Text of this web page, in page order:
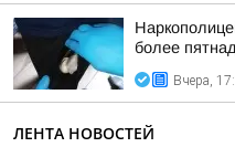
более
Вчера,
ЛЕНТА НОВОСТЕЙ